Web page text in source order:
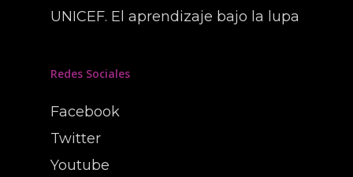
UNICEF. El aprendizaje bajo la lupa
Redes Sociales
Facebook
Twitter
Youtube